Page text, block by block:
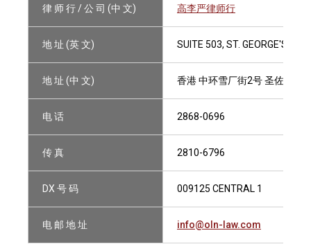
律 师 行 / 公 司 (中 文) 高李严律师行
地 址 (英 文) SUITE 503, ST. GEORGE'S
地 址 (中 文) 香港 中环雪厂街2号 圣佐治大
电 话 2868-0696
传 真 2810-6796
DX 号 码 009125 CENTRAL 1
电 邮 地 址 info@oln-law.com